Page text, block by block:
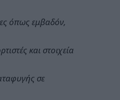
όπως εμβαδόν,
και στοιχεία
σε